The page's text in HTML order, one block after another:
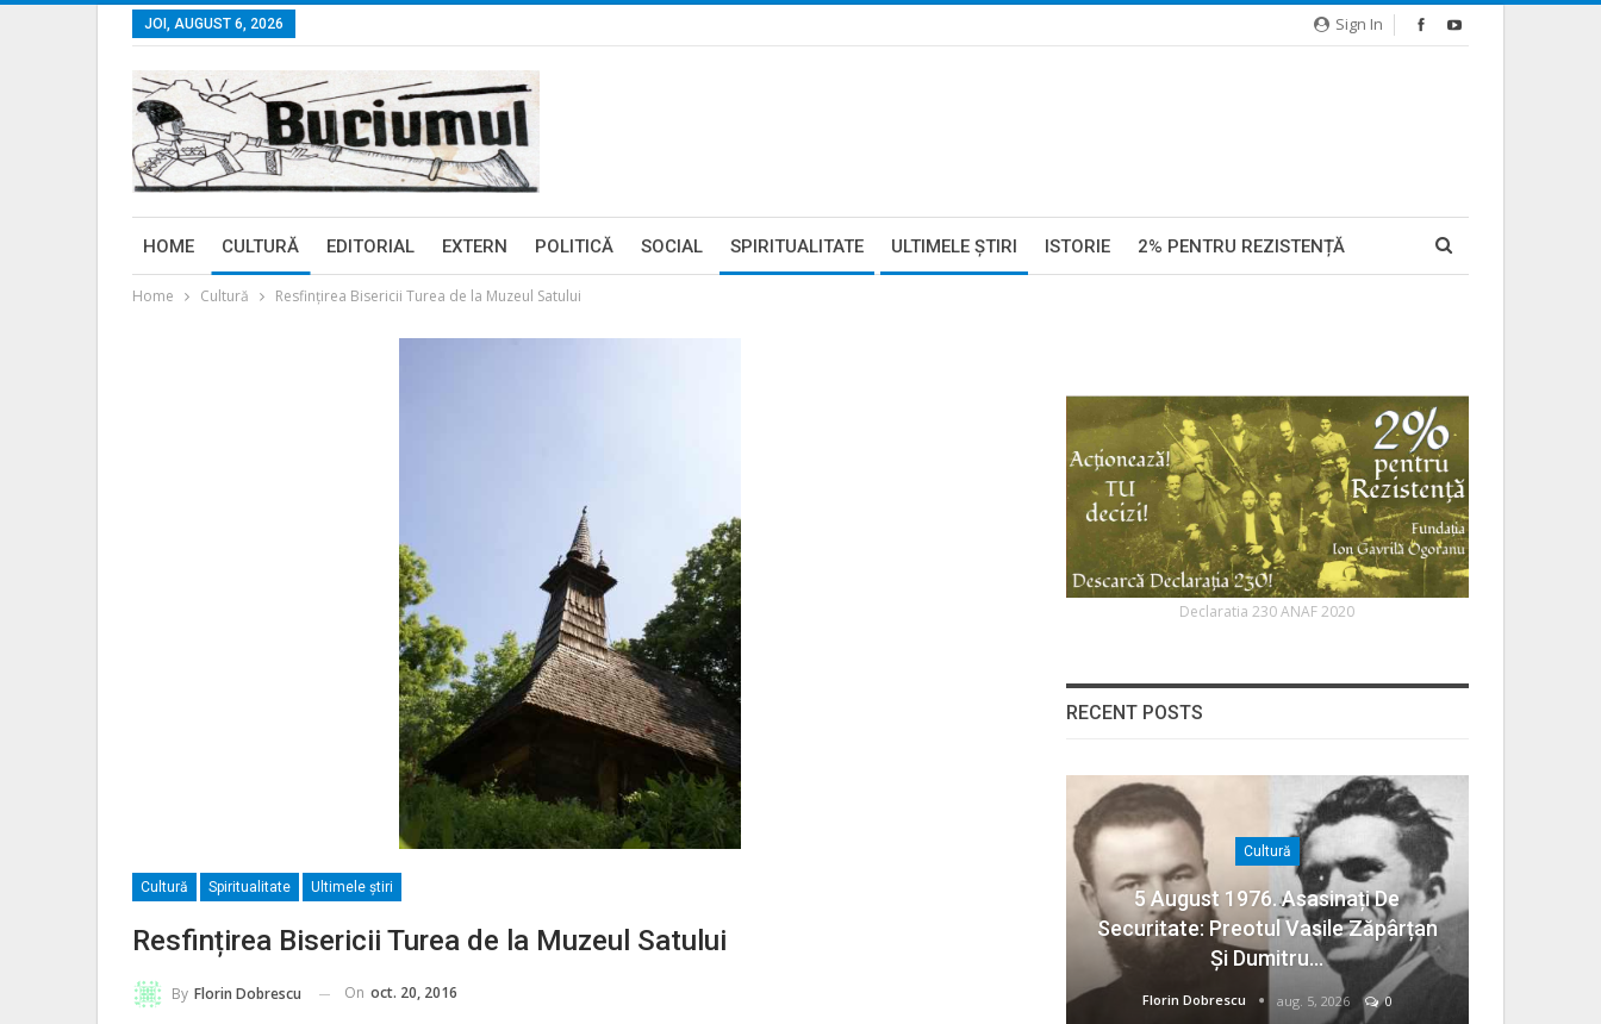
Sign In
JOI, AUGUST 6, 2026
HOME CULTURĂ EDITORIAL EXTERN POLITICĂ SOCIAL SPIRITUALITATE ULTIMELE ŞTIRI ISTORIE 2% PENTRU REZISTENȚĂ
Home Cultură Resfințirea Bisericii Turea de la Muzeul Satului
Cultură Spiritualitate Ultimele ştiri
Resfințirea Bisericii Turea de la Muzeul Satului
By Florin Dobrescu On oct. 20, 2016
Declaratia 230 ANAF 2020
RECENT POSTS
Cultură
5 August 1976. Asasinați De
Securitate: Preotul Vasile Zăpârțan
Și Dumitru…
Florin Dobrescu aug. 5, 2026 0